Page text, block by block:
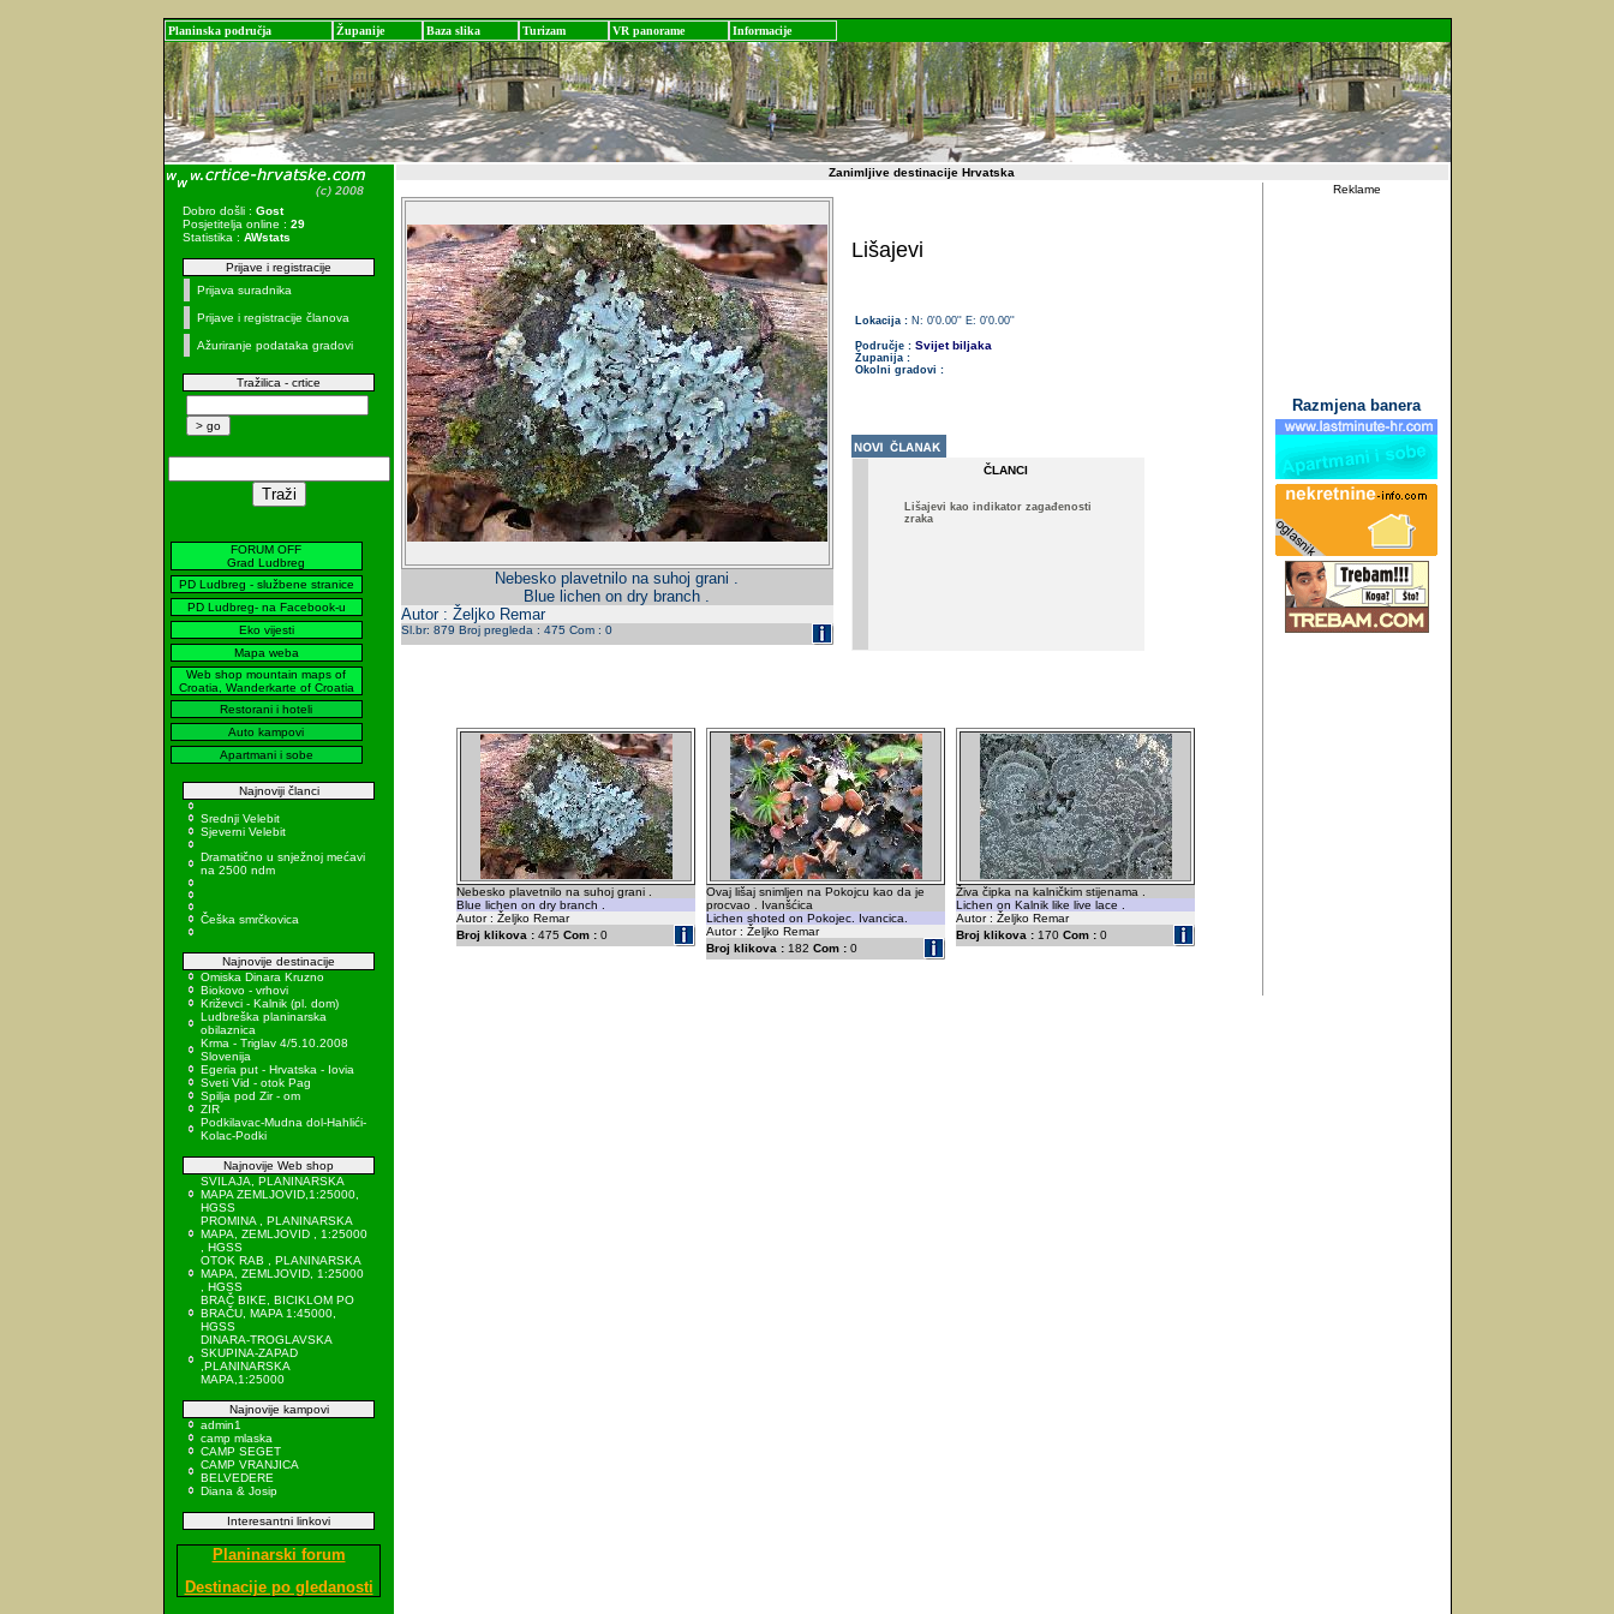
Planinska područja Županije Baza slika Turizam VR panorame Informacije
Dobro došli : Gost
Posjetitelja online : 29
Statistika : AWstats
Prijave i registracije
Prijava suradnika
Prijave i registracije članova
Ažuriranje podataka gradovi
Tražilica - crtice
FORUM OFF
Grad Ludbreg
PD Ludbreg - službene stranice
PD Ludbreg- na Facebook-u
Eko vijesti
Mapa weba
Web shop mountain maps of
Croatia, Wanderkarte of Croatia
Restorani i hoteli
Auto kampovi
Apartmani i sobe
Najnoviji članci
Srednji Velebit
Sjeverni Velebit
Dramatično u snježnoj mećavi
na 2500 ndm
Češka smrčkovica
Najnovije destinacije
Omiska Dinara Kruzno
Biokovo - vrhovi
Križevci - Kalnik (pl. dom)
Ludbreška planinarska
obilaznica
Krma - Triglav 4/5.10.2008
Slovenija
Egeria put - Hrvatska - Iovia
Sveti Vid - otok Pag
Spilja pod Zir - om
ZIR
Podkilavac-Mudna dol-Hahlići-
Kolac-Podki
Najnovije Web shop
SVILAJA, PLANINARSKA
MAPA ZEMLJOVID,1:25000,
HGSS
PROMINA , PLANINARSKA
MAPA, ZEMLJOVID , 1:25000
, HGSS
OTOK RAB , PLANINARSKA
MAPA, ZEMLJOVID, 1:25000
, HGSS
BRAČ BIKE, BICIKLOM PO
BRAČU, MAPA 1:45000,
HGSS
DINARA-TROGLAVSKA
SKUPINA-ZAPAD
,PLANINARSKA
MAPA,1:25000
Najnovije kampovi
admin1
camp mlaska
CAMP SEGET
CAMP VRANJICA
BELVEDERE
Diana & Josip
Interesantni linkovi
Planinarski forum
Destinacije po gledanosti
Zanimljive destinacije Hrvatska
Nebesko plavetnilo na suhoj grani .
Blue lichen on dry branch .
Autor : Željko Remar
Sl.br: 879 Broj pregleda : 475 Com : 0
Lišajevi
Lokacija : N: 0'0.00'' E: 0'0.00''
Područje : Svijet biljaka
Županija :
Okolni gradovi :
ČLANCI
Lišajevi kao indikator zagađenosti
zraka
Nebesko plavetnilo na suhoj grani .
Blue lichen on dry branch .
Autor : Željko Remar
Broj klikova : 475 Com : 0
Ovaj lišaj snimljen na Pokojcu kao da je
procvao . Ivanšćica
Lichen shoted on Pokojec. Ivancica.
Autor : Željko Remar
Broj klikova : 182 Com : 0
Živa čipka na kalničkim stijenama .
Lichen on Kalnik like live lace .
Autor : Željko Remar
Broj klikova : 170 Com : 0
Reklame
Razmjena banera